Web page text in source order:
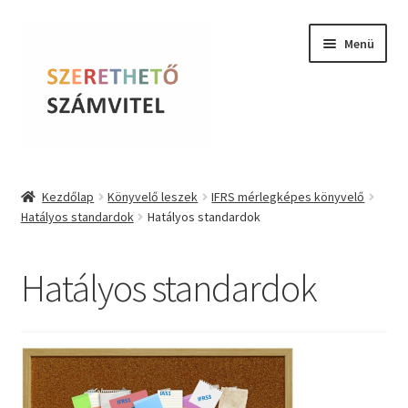
navigációhoz
tartalomba
Menü
Online kurzusok
Farkas Krisztina
Kezdőlap Könyvelő leszek
IFRS mérlegképes könyvelő
Hatályos standardok
Hatályos standardok
Hatályos standardok